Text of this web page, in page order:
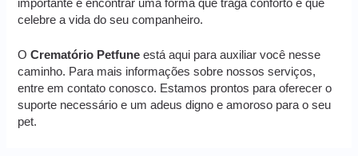
importante é encontrar uma forma que traga conforto e que
celebre a vida do seu companheiro.
OCrematório Petfune está aqui para auxiliar você nesse
caminho. Para mais informações sobre nossos serviços,
entre em contato conosco. Estamos prontos para oferecer o
suporte necessário e um adeus digno e amoroso para o seu
pet.